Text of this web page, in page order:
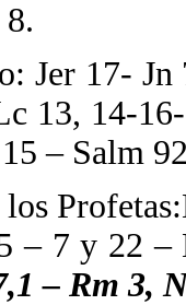
Jer 17-
13, 14-
– Salm
– 7 y 22
– Rm 3,